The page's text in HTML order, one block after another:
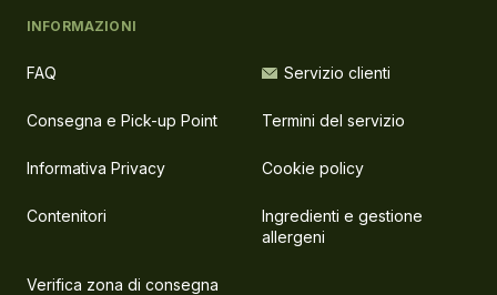
INFORMAZIONI
FAQ Servizio clienti
Consegna e Pick-up Point Termini del servizio
Informativa Privacy Cookie policy
Contenitori
Ingredienti e gestione
allergeni
Verifica zona di consegna